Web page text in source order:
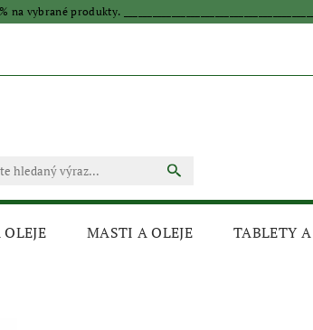
na vybrané produkty.
MASTI A OLEJE TABLETY